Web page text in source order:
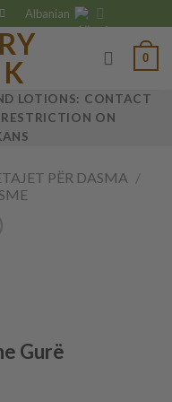
Albanian
0
LOTIONS: CONTACT
ON
PËR DASMA /
Gurë